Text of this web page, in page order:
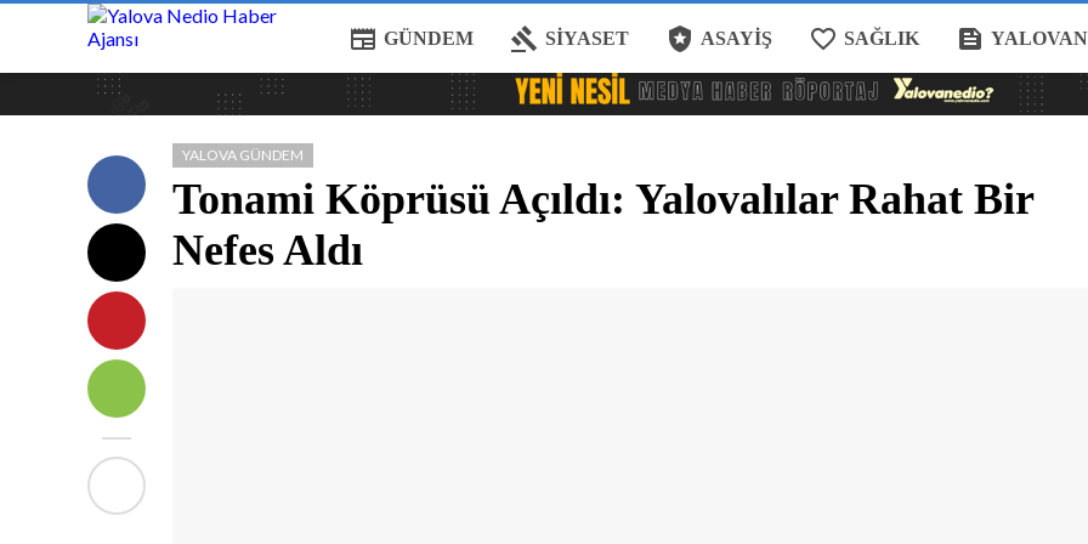
newspaper GÜNDEM gavel SIYASET local_police ASAYIŞ favorite_border SAĞLIK feed
YALOVA GÜNDEM
Tonami Köprüsü Açıldı: Yalovalılar Rahat Bir
Nefes Aldı